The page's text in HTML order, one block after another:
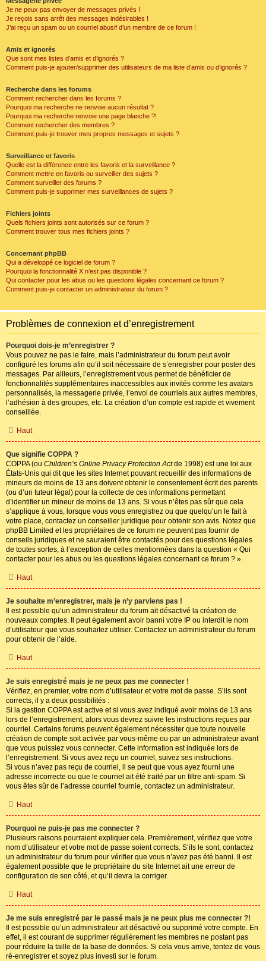
Je ne peux pas envoyer de messages privés !
Je reçois sans arrêt des messages indésirables !
J’ai reçu un spam ou un courriel abusif d’un membre de ce forum !
Amis et ignorés
Que sont mes listes d’amis et d’ignorés ?
Comment puis-je ajouter/supprimer des utilisateurs de ma liste d’amis ou d’ignorés ?
Recherche dans les forums
Comment rechercher dans les forums ?
Pourquoi ma recherche ne renvoie aucun résultat ?
Pourquoi ma recherche renvoie une page blanche ?!
Comment rechercher des membres ?
Comment puis-je trouver mes propres messages et sujets ?
Surveillance et favoris
Quelle est la différence entre les favoris et la surveillance ?
Comment mettre en favoris ou surveiller des sujets ?
Comment surveiller des forums ?
Comment puis-je supprimer mes surveillances de sujets ?
Fichiers joints
Quels fichiers joints sont autorisés sur ce forum ?
Comment trouver tous mes fichiers joints ?
Concernant phpBB
Qui a développé ce logiciel de forum ?
Pourquoi la fonctionnalité X n’est pas disponible ?
Qui contacter pour les abus ou les questions légales concernant ce forum ?
Comment puis-je contacter un administrateur du forum ?
Problèmes de connexion et d’enregistrement
Pourquoi dois-je m’enregistrer ?
Vous pouvez ne pas le faire, mais l’administrateur du forum peut avoir
configuré les forums afin qu’il soit nécessaire de s’enregistrer pour poster des
messages. Par ailleurs, l’enregistrement vous permet de bénéficier de
fonctionnalités supplémentaires inaccessibles aux invités comme les avatars
personnalisés, la messagerie privée, l’envoi de courriels aux autres membres,
l’adhésion à des groupes, etc. La création d’un compte est rapide et vivement
conseillée.
Haut
Que signifie COPPA ?
COPPA (ou Children’s Online Privacy Protection Actde 1998) est une loi aux
États-Unis qui dit que les sites Internet pouvant recueillir des informations de
mineurs de moins de 13 ans doivent obtenir le consentement écrit des parents
(ou d’un tuteur légal) pour la collecte de ces informations permettant
d’identifier un mineur de moins de 13 ans. Si vous n’êtes pas sûr que cela
s’applique à vous, lorsque vous vous enregistrez ou que quelqu’un le fait à
votre place, contactez un conseiller juridique pour obtenir son avis. Notez que
phpBB Limited et les propriétaires de ce forum ne peuvent pas fournir de
conseils juridiques et ne sauraient être contactés pour des questions légales
de toutes sortes, à l’exception de celles mentionnées dans la question « Qui
contacter pour les abus ou les questions légales concernant ce forum ? ».
Haut
Je souhaite m’enregistrer, mais je n’y parviens pas !
Il est possible qu’un administrateur du forum ait désactivé la création de
nouveaux comptes. Il peut également avoir banni votre IP ou interdit le nom
d’utilisateur que vous souhaitez utiliser. Contactez un administrateur du forum
pour obtenir de l’aide.
Haut
Je suis enregistré mais je ne peux pas me connecter !
Vérifiez, en premier, votre nom d’utilisateur et votre mot de passe. S’ils sont
corrects, il y a deux possibilités :
Si la gestion COPPA est active et si vous avez indiqué avoir moins de 13 ans
lors de l’enregistrement, alors vous devrez suivre les instructions reçues par
courriel. Certains forums peuvent également nécessiter que toute nouvelle
création de compte soit activée par vous-même ou par un administrateur avant
que vous puissiez vous connecter. Cette information est indiquée lors de
l’enregistrement. Si vous avez reçu un courriel, suivez ses instructions.
Si vous n’avez pas reçu de courriel, il se peut que vous ayez fourni une
adresse incorrecte ou que le courriel ait été traité par un filtre anti-spam. Si
vous êtes sûr de l’adresse courriel fournie, contactez un administrateur.
Haut
Pourquoi ne puis-je pas me connecter ?
Plusieurs raisons pourraient expliquer cela. Premièrement, vérifiez que votre
nom d’utilisateur et votre mot de passe soient corrects. S’ils le sont, contactez
un administrateur du forum pour vérifier que vous n’avez pas été banni. Il est
également possible que le propriétaire du site Internet ait une erreur de
configuration de son côté, et qu’il devra la corriger.
Haut
Je me suis enregistré par le passé mais je ne peux plus me connecter ?!
Il est possible qu’un administrateur ait désactivé ou supprimé votre compte. En
effet, il est courant de supprimer régulièrement les membres ne postant pas
pour réduire la taille de la base de données. Si cela vous arrive, tentez de vous
ré-enregistrer et soyez plus investi sur le forum.